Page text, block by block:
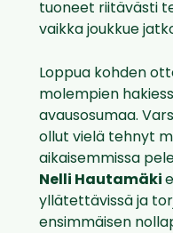
tuoneet riitävästi
vaikka joukkue
Loppua kohden
molempien
avausosumaa.
ollut vielä tehnyt
aikaisemmissa
Nelli Hautamäki
yllätettävissä ja
ensimmäisen